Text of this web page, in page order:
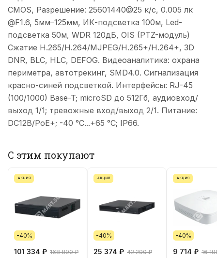
CMOS, Разрешение: 25601440@25 к/с, 0.005 лк
@F1.6, 5мм–125мм, ИК-подсветка 100м, Led-
подсветка 50м, WDR 120дБ, OIS (PTZ-модуль)
Сжатие H.265/H.264/MJPEG/H.265+/H.264+, 3D
DNR, BLC, HLC, DEFOG. Видеоаналитика: охрана
периметра, автотрекинг, SMD4.0. Cигнализация
красно-синей подсветкой. Интерфейсы: RJ-45
(100/1000) Base-T; microSD до 512Гб, аудиовход/
выход 1/1; тревожные вход/выход 2/1. Питание:
DC12В/PoE+; -40 °C...+65 °C; IP66.
С этим покупают
АКЦИЯ
-40%
101 334 ₽ 168 890 ₽
АКЦИЯ
-40%
25 374 ₽ 42 290 ₽
АКЦИЯ
-40%
9 714 ₽ 16